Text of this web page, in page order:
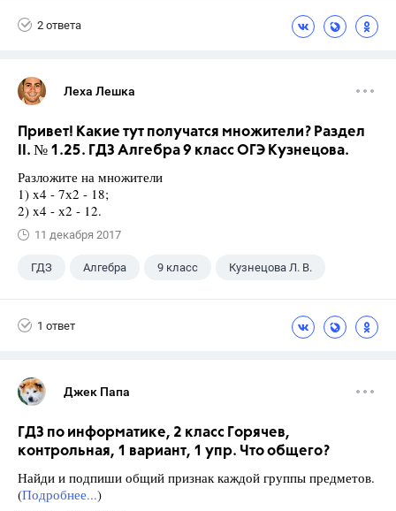
2 ответа
Леха Лешка
Привет! Какие тут получатся множители? Раздел
II. № 1.25. ГДЗ Алгебра 9 класс ОГЭ Кузнецова.
Разложите на множители
1) x4 - 7х2 - 18;
2) x4 - х2 - 12.
11 декабря 2017
ГДЗ Алгебра 9 класс Кузнецова Л. В.
1 ответ
Джек Папа
ГДЗ по информатике, 2 класс Горячев,
контрольная, 1 вариант, 1 упр. Что общего?
Найди и подпиши общий признак каждой группы предметов.
(Подробнее...)